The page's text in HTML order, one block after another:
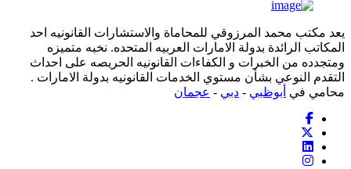
يعد مكتب محمد المرزوقي للمحاماة والاستشارات القانونيه احد
المكاتب الرائدة بدولة الامارات العربيه المتحده. نخبه متميزه
ومتجدده من الخبرات و الكفاءات القانونيه الحريصه على احداث
التقدم النوعي بشأن مستوي الخدمات القانونيه بدولة الامارات .
محامي في أبوظبي - دبي - عجمان